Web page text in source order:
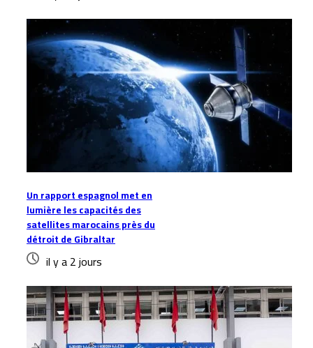
Un rapport espagnol met en
lumière les capacités des
satellites marocains près du
détroit de Gibraltar
il y a 2 jours